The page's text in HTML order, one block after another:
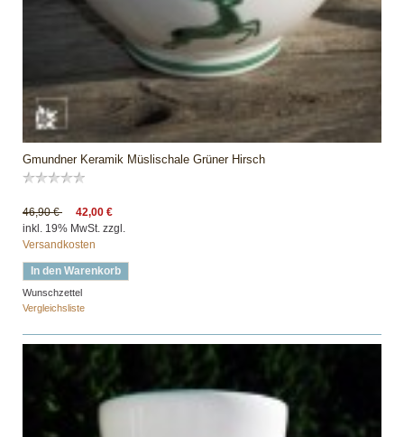
Gmundner Keramik Müslischale Grüner Hirsch
46,90 €
42,00 €
inkl. 19% MwSt. zzgl.
Versandkosten
In den Warenkorb
Wunschzettel
Vergleichsliste